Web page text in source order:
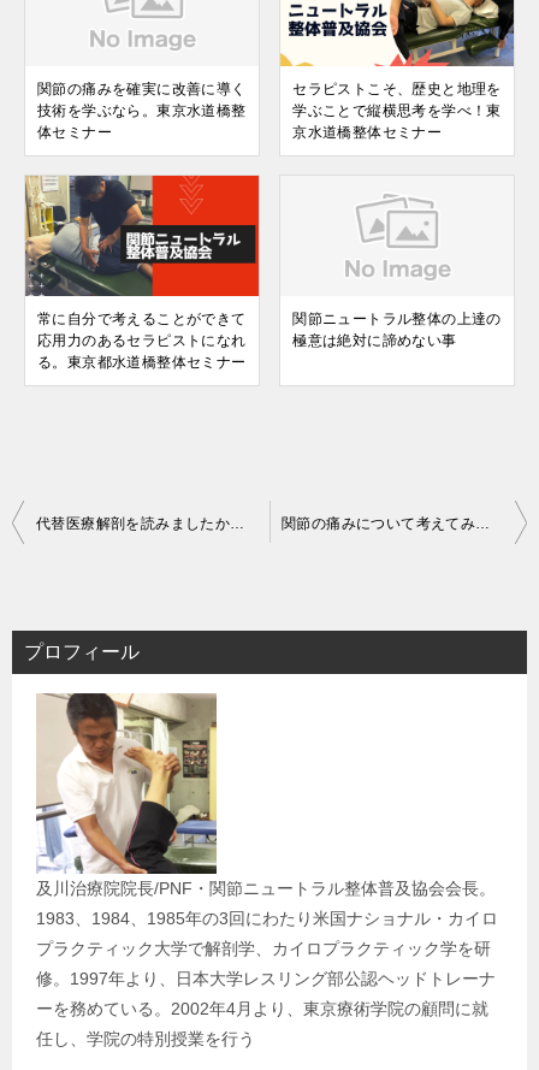
関節の痛みを確実に改善に導く
技術を学ぶなら。東京水道橋整
体セミナー
セラピストこそ、歴史と地理を
学ぶことで縦横思考を学べ！東
京水道橋整体セミナー
常に自分で考えることができて
応用力のあるセラピストになれ
る。東京都水道橋整体セミナー
関節ニュートラル整体の上達の
極意は絶対に諦めない事
投
ビ
ゲ
プロフィール
及川治療院院長/PNF・関節ニュートラル整体普及協会会長。
1983、1984、1985年の3回にわたり米国ナショナル・カイロ
プラクティック大学で解剖学、カイロプラクティック学を研
修。1997年より、日本大学レスリング部公認ヘッドトレーナ
ーを務めている。2002年4月より、東京療術学院の顧問に就
任し、学院の特別授業を行う